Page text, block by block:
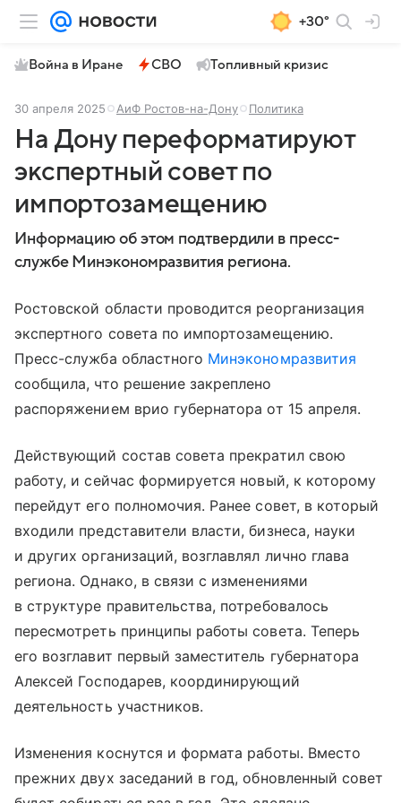
+30°
Война в Иране СВО Топливный кризис
30 апреля 2025 АиФ Ростов-на-Дону Политика
На Дону переформатируют
экспертный совет по
импортозамещению
Информацию об этом подтвердили в пресс-
службе Минэкономразвития региона.
Ростовской области проводится реорганизация
экспертного совета по импортозамещению.
Пресс-служба областного Минэкономразвития
сообщила, что решение закреплено
распоряжением врио губернатора от 15 апреля.
Действующий состав совета прекратил свою
работу, и сейчас формируется новый, к которому
перейдут его полномочия. Ранее совет, в который
входили представители власти, бизнеса, науки
и других организаций, возглавлял лично глава
региона. Однако, в связи с изменениями
в структуре правительства, потребовалось
пересмотреть принципы работы совета. Теперь
его возглавит первый заместитель губернатора
Алексей Господарев, координирующий
деятельность участников.
Изменения коснутся и формата работы. Вместо
прежних двух заседаний в год, обновленный совет